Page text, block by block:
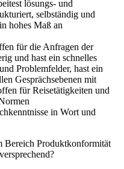
lösungs- und
selbständig und
hohes Maß an
für die Anfragen der
und hast ein schnelles
Problemfelder, hast ein
Gesprächsebenen mit
für Reisetätigkeiten und
in Wort und
Bereich Produktkonformität